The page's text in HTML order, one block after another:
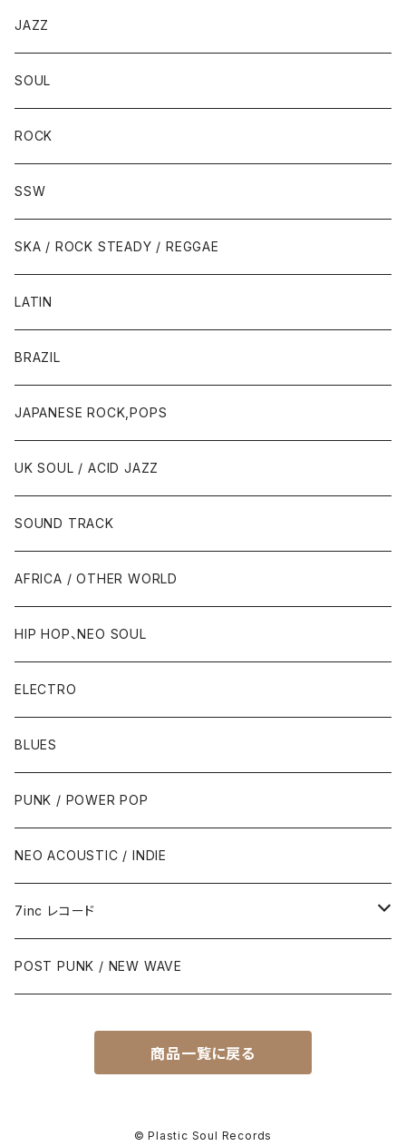
JAZZ
SOUL
ROCK
SSW
SKA / ROCK STEADY / REGGAE
LATIN
BRAZIL
JAPANESE ROCK,POPS
UK SOUL / ACID JAZZ
SOUND TRACK
AFRICA / OTHER WORLD
HIP HOP、NEO SOUL
ELECTRO
BLUES
PUNK / POWER POP
NEO ACOUSTIC / INDIE
7inc レコード
PUNK / 2TONE
SKA / ROCK STEADY / REGGAE
POST PUNK / NEW WAVE
POST PUNK / NEW WAVE
商品一覧に戻る
© Plastic Soul Records